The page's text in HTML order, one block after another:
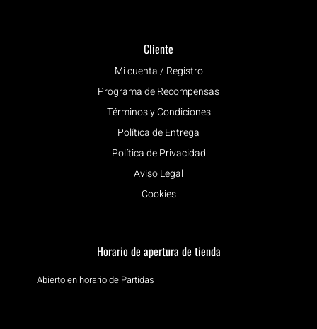
Cliente
Mi cuenta / Registro
Programa de Recompensas
Términos y Condiciones
Política de Entrega
Política de Privacidad
Aviso Legal
Cookies
Horario de apertura de tienda
Abierto en horario de Partidas